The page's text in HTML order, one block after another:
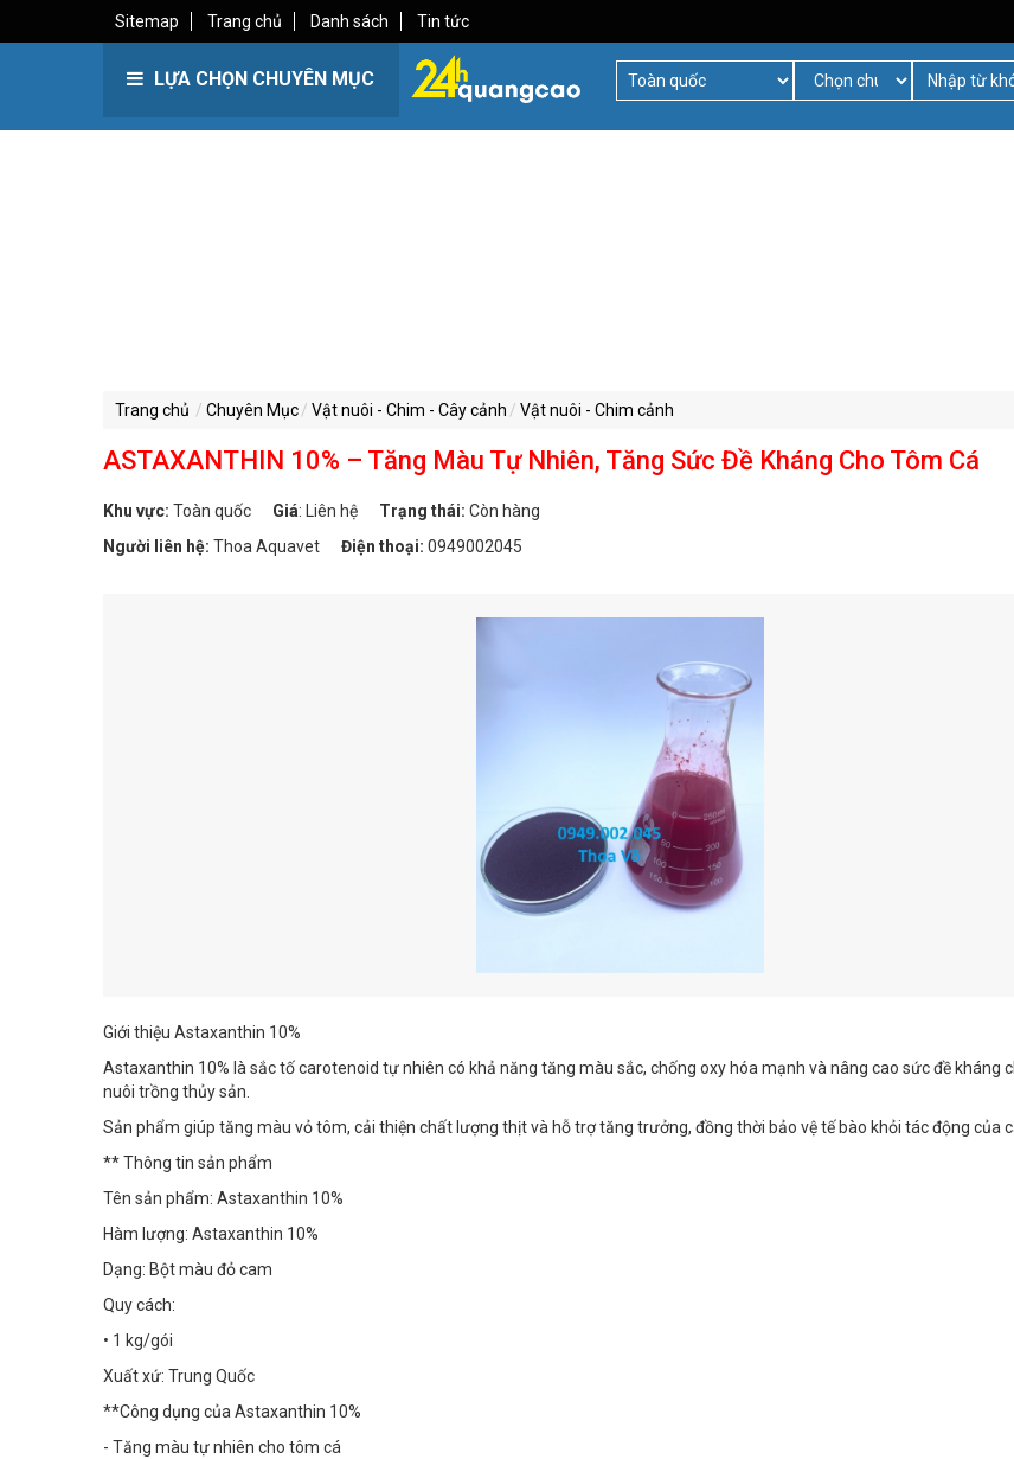
Sitemap Trang chủ Danh sách Tin tức
LỰA CHỌN CHUYÊN MỤC
Trang chủ Chuyên Mục Vật nuôi - Chim - Cây cảnh Vật nuôi - Chim cảnh
ASTAXANTHIN 10% – Tăng Màu Tự Nhiên, Tăng Sức Đề Kháng Cho Tôm Cá
Khu vực: Toàn quốc Giá: Liên hệ Trạng thái: Còn hàng
Người liên hệ: Thoa Aquavet Điện thoại: 0949002045
Giới thiệu Astaxanthin 10%
Astaxanthin 10% là sắc tố carotenoid tự nhiên có khả năng tăng màu sắc, chống oxy hóa mạnh và nâng cao sức đề kháng
nuôi trồng thủy sản.
Sản phẩm giúp tăng màu vỏ tôm, cải thiện chất lượng thịt và hỗ trợ tăng trưởng, đồng thời bảo vệ tế bào khỏi tác động của
** Thông tin sản phẩm
Tên sản phẩm: Astaxanthin 10%
Hàm lượng: Astaxanthin 10%
Dạng: Bột màu đỏ cam
Quy cách:
• 1 kg/gói
Xuất xứ: Trung Quốc
**Công dụng của Astaxanthin 10%
- Tăng màu tự nhiên cho tôm cá